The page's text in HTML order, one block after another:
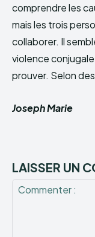
comprendre les
mais les trois
collaborer. Il
violence
prouver. Selon
Joseph Marie
LAISSER UN